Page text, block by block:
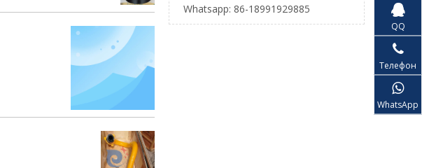
Whatsapp: 86-18991929885
QQ
Телефон
WhatsApp